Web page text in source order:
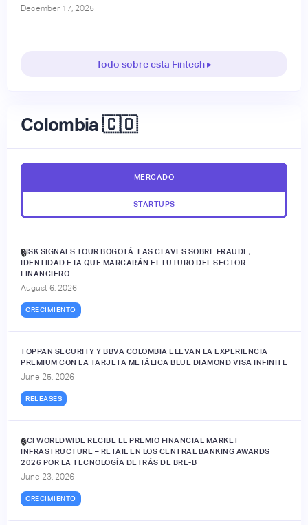
December 17, 2025
Todo sobre esta Fintech ▸
Colombia 🇨🇴
MERCADO
STARTUPS
RISK SIGNALS TOUR BOGOTÁ: LAS CLAVES SOBRE FRAUDE,
IDENTIDAD E IA QUE MARCARÁN EL FUTURO DEL SECTOR
FINANCIERO
August 6, 2026
CRECIMIENTO
🔒
TOPPAN SECURITY Y BBVA COLOMBIA ELEVAN LA EXPERIENCIA
PREMIUM CON LA TARJETA METÁLICA BLUE DIAMOND VISA INFINITE
June 25, 2026
RELEASES
ACI WORLDWIDE RECIBE EL PREMIO FINANCIAL MARKET
INFRASTRUCTURE – RETAIL EN LOS CENTRAL BANKING AWARDS
2026 POR LA TECNOLOGÍA DETRÁS DE BRE-B
June 23, 2026
CRECIMIENTO
🔒